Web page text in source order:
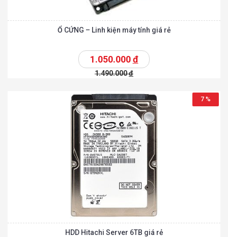
Ổ CỨNG – Linh kiện máy tính giá rẻ
1.050.000đ
1.490.000đ
7 %
HDD Hitachi Server 6TB giá rẻ